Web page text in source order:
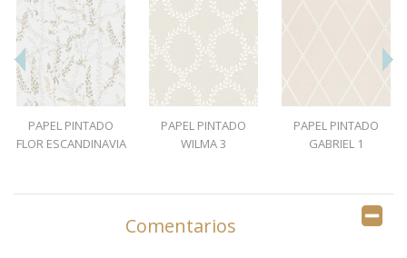
PAPEL PINTADO
FLOR ESCANDINAVIA
PAPEL PINTADO
WILMA 3
PAPEL PINTADO
GABRIEL 1
Comentarios